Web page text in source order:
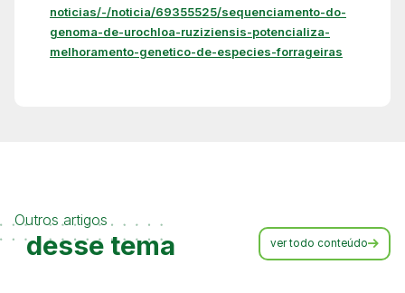
noticias/-/noticia/69355525/sequenciamento-do-
genoma-de-urochloa-ruziziensis-potencializa-
melhoramento-genetico-de-especies-forrageiras
Outros artigos
desse tema ver todo conteúdo